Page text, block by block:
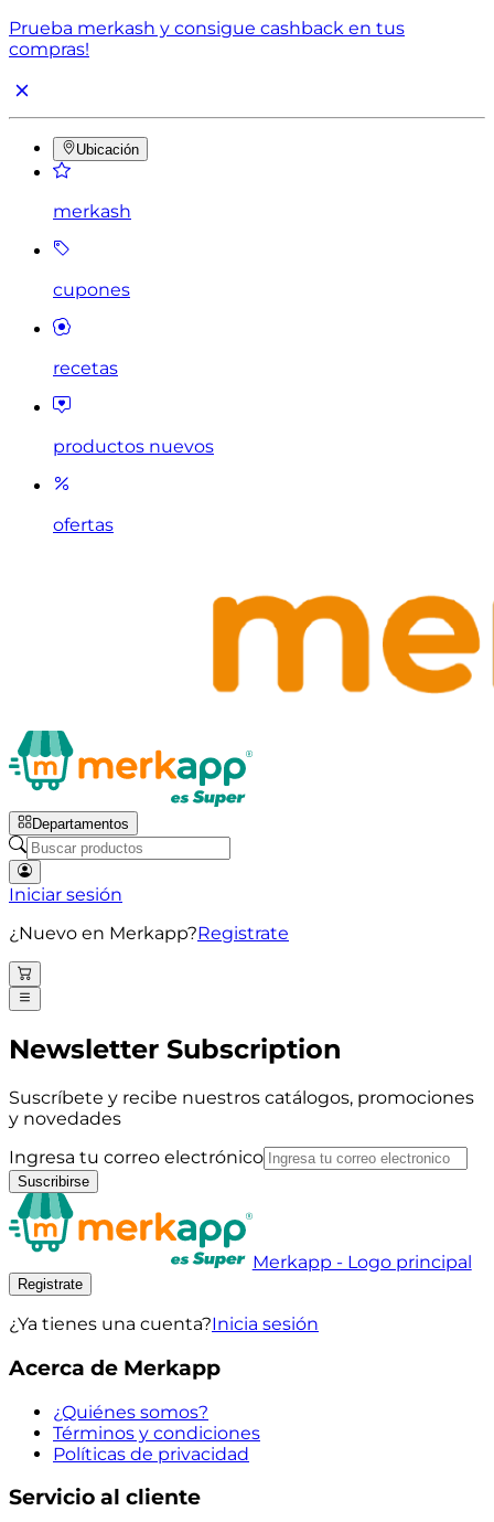
Prueba merkash y consigue cashback en tus
compras!
Ubicación
merkash
cupones
recetas
productos nuevos
ofertas
Departamentos
Iniciar sesión
¿Nuevo en Merkapp?Registrate
Newsletter Subscription
Suscríbete y recibe nuestros catálogos, promociones
y novedades
Ingresa tu correo electrónico
Suscribirse
Merkapp - Logo principal
Registrate
¿Ya tienes una cuenta?Inicia sesión
Acerca de Merkapp
¿Quiénes somos?
Términos y condiciones
Políticas de privacidad
Servicio al cliente